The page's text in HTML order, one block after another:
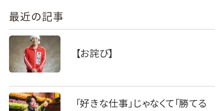
最近の記事
【お詫び】
「好きな仕事」じゃなくて「勝てる